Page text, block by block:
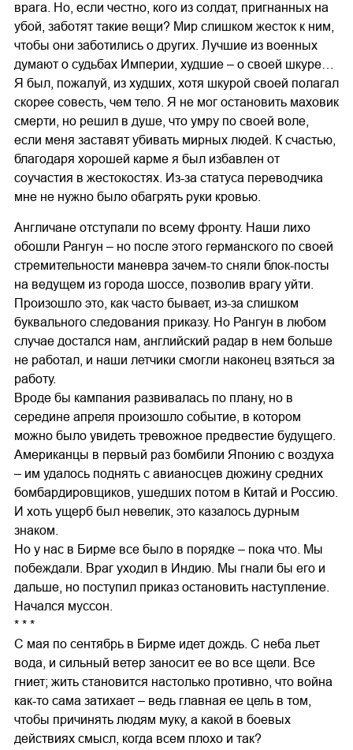
врага. Но, если честно, кого из солдат, пригнанных на
убой, заботят такие вещи? Мир слишком жесток к ним,
чтобы они заботились о других. Лучшие из военных
думают о судьбах Империи, худшие – о своей шкуре…
Я был, пожалуй, из худших, хотя шкурой своей полагал
скорее совесть, чем тело. Я не мог остановить маховик
смерти, но решил в душе, что умру по своей воле,
если меня заставят убивать мирных людей. К счастью,
благодаря хорошей карме я был избавлен от
соучастия в жестокостях. Из-за статуса переводчика
мне не нужно было обагрять руки кровью.
Англичане отступали по всему фронту. Наши лихо
обошли Рангун – но после этого германского по своей
стремительности маневра зачем-то сняли блок-посты
на ведущем из города шоссе, позволив врагу уйти.
Произошло это, как часто бывает, из-за слишком
буквального следования приказу. Но Рангун в любом
случае достался нам, английский радар в нем больше
не работал, и наши летчики смогли наконец взяться за
работу.
Вроде бы кампания развивалась по плану, но в
середине апреля произошло событие, в котором
можно было увидеть тревожное предвестие будущего.
Американцы в первый раз бомбили Японию с воздуха
– им удалось поднять с авианосцев дюжину средних
бомбардировщиков, ушедших потом в Китай и Россию.
И хоть ущерб был невелик, это казалось дурным
знаком.
Но у нас в Бирме все было в порядке – пока что. Мы
побеждали. Враг уходил в Индию. Мы гнали бы его и
дальше, но поступил приказ остановить наступление.
Начался муссон.
* * *
С мая по сентябрь в Бирме идет дождь. С неба льет
вода, и сильный ветер заносит ее во все щели. Все
гниет; жить становится настолько противно, что война
как-то сама затихает – ведь главная ее цель в том,
чтобы причинять людям муку, а какой в боевых
действиях смысл, когда всем плохо и так?